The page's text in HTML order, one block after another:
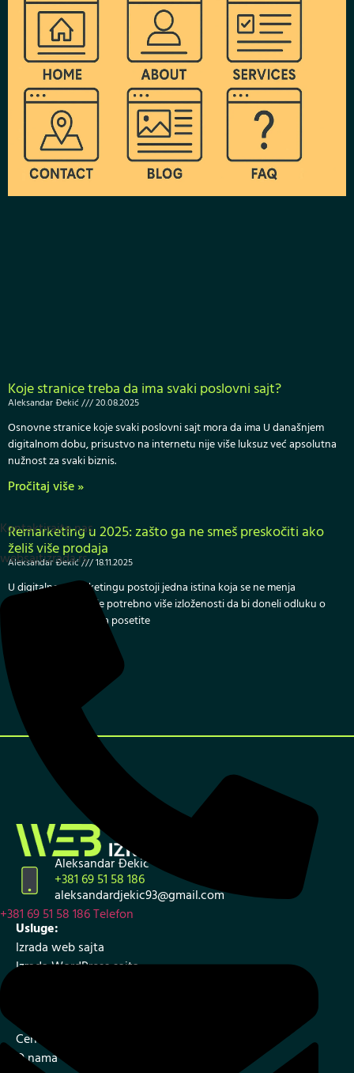
Koje stranice treba da ima svaki poslovni sajt?
Aleksandar Đekić 20.08.2025
Osnovne stranice koje svaki poslovni sajt mora da ima U današnjem
digitalnom dobu, prisustvo na internetu nije više luksuz već apsolutna
nužnost za svaki biznis.
Pročitaj više »
Remarketing u 2025: zašto ga ne smeš preskočiti ako
želiš više prodaja
Aleksandar Đekić 18.11.2025
U digitalnom marketingu postoji jedna istina koja se ne menja
godinama: ljudima je potrebno više izloženosti da bi doneli odluku o
kupovini. Zamislite da posetite
Aleksandar Đekić
+381 69 51 58 186
aleksandardjekic93@gmail.com
Usluge:
Izrada web sajta
Izrada WordPress sajta
Cenovnik i ponuda
O nama
Kontaktirajte nas
websajtizrada.rs
+381 69 51 58 186Telefon